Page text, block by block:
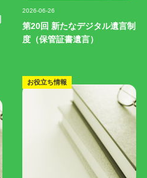
2026-06-26
第20回 新たなデジタル遺言制
度（保管証書遺言）
お役立ち情報